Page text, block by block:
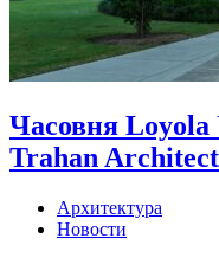
Часовня
Trahan
Архитектура
Новости